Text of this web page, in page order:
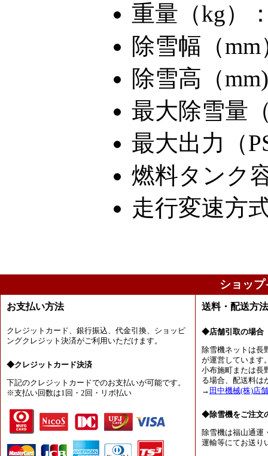
重量（kg）
除雪幅（mm
除雪高（
最大除雪量
最大出力（
燃料タンク
走行変速方
ショッ
お支払い方法
クレジットカード、銀行振込、代金引換、ショッピ
ングクレジット決済がご利用いただけます。
◆クレジットカード決済
下記のクレジットカードでのお支払いが可能です。
※支払い回数は1回・2回・リボ払い
送料・配送方
◆店舗引取の場合
除雪機ネットは長
が運営しています
小布施町または長
る場合、配送料は
→ 田中機械(株)店
◆除雪機をご注文
除雪機は福山通運
運輸等にてお送り